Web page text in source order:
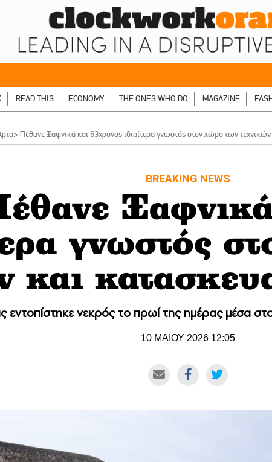
READ THIS ECONOMY THE ONES WHO DO MAGAZINE
Πέθανε Ξαφνικά και 63χρονος ιδιαίτερα γνωστός στον χώρο των
BREAKING NEWS
γνωστός
και
εντοπίστηκε νεκρός το πρωί της ημέρας μέσα
10 ΜΑΙΟΥ 2026 12:05